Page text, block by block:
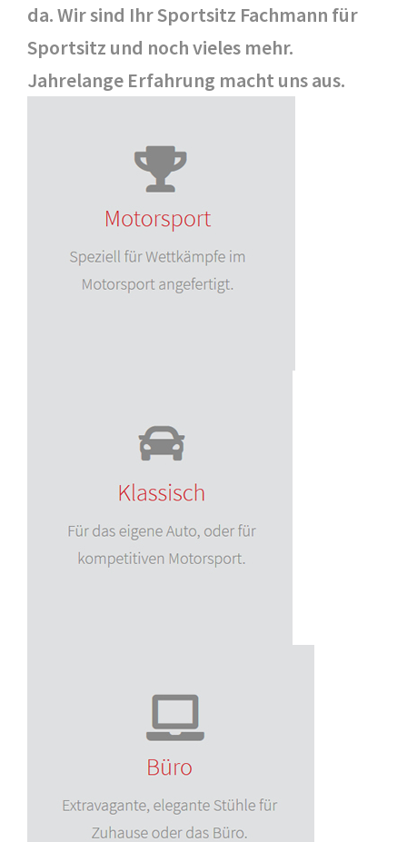
da. Wir sind Ihr Sportsitz Fachmann für
Sportsitz und noch vieles mehr.
Jahrelange Erfahrung macht uns aus.